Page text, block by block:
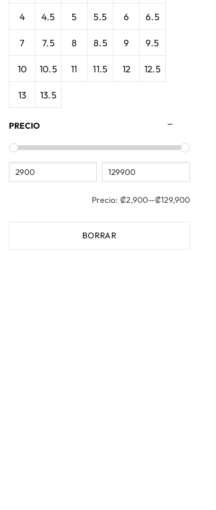
4 4.5 5 5.5 6 6.5
7 7.5 8 8.5 9 9.5
10 10.5 11 11.5 12 12.5
13 13.5
PRECIO
Precio: ₡2,900—₡129,900
BORRAR